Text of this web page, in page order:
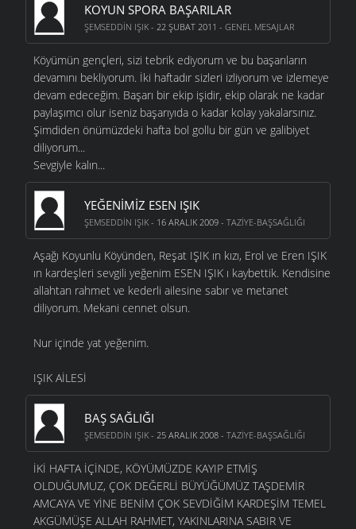
KOYUN SPORA BAŞARILAR
ŞEMSEDDIN IŞIK - 22 ŞUBAT 2011 - GENEL MESAJLAR
Köyümün gençleri, sizi tebrik ediyorum ve bu başarıların
devamını bekliyorum. İki haftadır sizleri izliyorum ve izlemeye
devam edeceğim. Başarı bir ekip işidir, ekip olarak ne kadar
paylaşımcı olur iseniz başarıyıda o kadar kolay yakalarsınız.
Şimdiden önümüzdeki hafta bol gollu bir gün ve galibiyet
diliyorum...
Sevgiyle kalın...
YEĞENIMIZ ESEN IŞIK
ŞEMSEDDIN IŞIK - 16 ARALIK 2009 - TAZIYE-BAŞSAĞLIĞI
Aşağı Koyunlu Köyünden, Reşat IŞIK ın kızı, Erol ve Eren IŞIK
ın kardeşleri sevgili yeğenim ESEN IŞIK ı kaybettik. Kendisine
allahtan rahmet ve kederli ailesine sabır ve metanet
diliyorum. Mekani cennet olsun.
Nur içinde yat yeğenim.
IŞIK AİLESİ
BAŞ SAĞLIĞI
ŞEMSEDDIN IŞIK - 25 ARALIK 2008 - TAZIYE-BAŞSAĞLIĞI
İKİ HAFTA İÇİNDE, KÖYÜMÜZDE KAYIP ETMİŞ
OLDUĞUMUZ, ÇOK DEĞERLİ BÜYÜĞÜMÜZ TAŞDEMİR
AMCAYA VE YİNE BENİM ÇOK SEVDİĞİM KARDEŞİM TEMEL
AKGÜMÜŞE ALLAH RAHMET, YAKINLARINA SABIR VE